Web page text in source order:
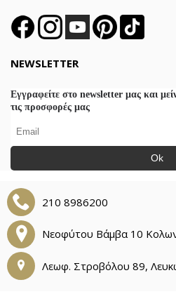
NEWSLETTER
Εγγραφείτε στο newsletter μας και
τις προσφορές μας
Ok
210 8986200
Νεοφύτου Βάμβα 10
Λεωφ. Στροβόλου 89,